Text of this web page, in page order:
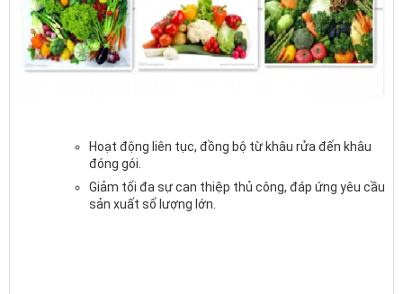
Hoạt động liên tục, đồng bộ từ khâu rửa đến khâu
đóng gói.
Giảm tối đa sự can thiệp thủ công, đáp ứng yêu cầu
sản xuất số lượng lớn.